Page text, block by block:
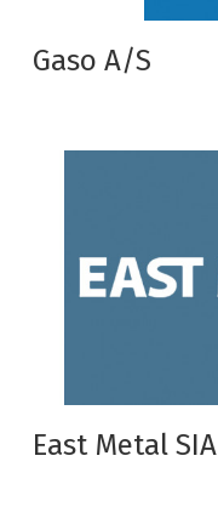
Gaso A/S
East Metal SIA